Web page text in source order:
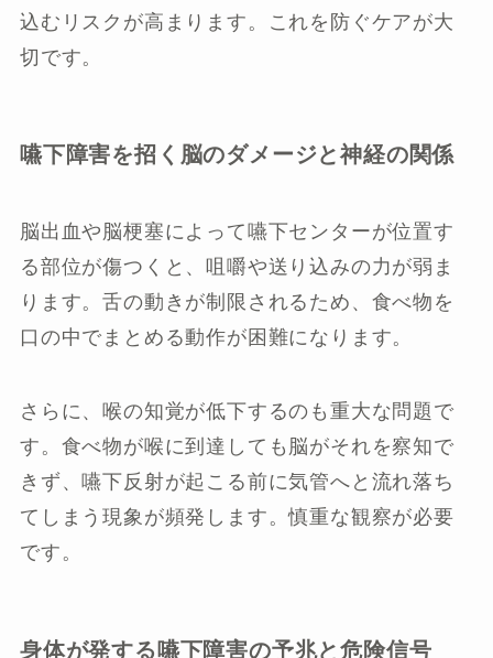
込むリスクが高まります。これを防ぐケアが大
切です。
嚥下障害を招く脳のダメージと神経の関係
脳出血や脳梗塞によって嚥下センターが位置す
る部位が傷つくと、咀嚼や送り込みの力が弱ま
ります。舌の動きが制限されるため、食べ物を
口の中でまとめる動作が困難になります。
さらに、喉の知覚が低下するのも重大な問題で
す。食べ物が喉に到達しても脳がそれを察知で
きず、嚥下反射が起こる前に気管へと流れ落ち
てしまう現象が頻発します。慎重な観察が必要
です。
身体が発する嚥下障害の予兆と危険信号